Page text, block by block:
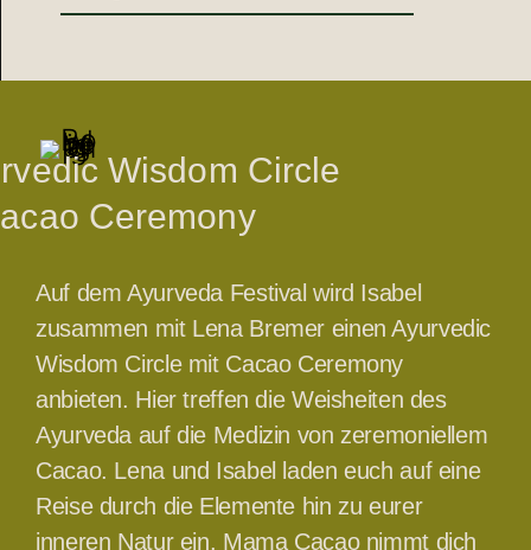
Wisdom Circle
Ceremony
Auf dem Ayurveda Festival wird Isabel
zusammen mit Lena Bremer einen Ayurvedic
Wisdom Circle mit Cacao Ceremony
anbieten. Hier treffen die Weisheiten des
Ayurveda auf die Medizin von zeremoniellem
Cacao. Lena und Isabel laden euch auf eine
Reise durch die Elemente hin zu eurer
inneren Natur ein. Mama Cacao nimmt dich